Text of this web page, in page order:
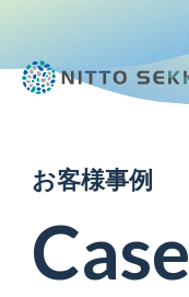
お客様事例
Case